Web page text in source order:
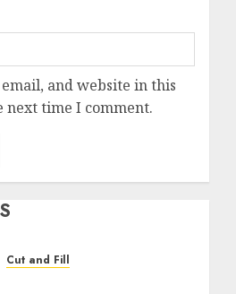
email, and website in this
time I comment.
Cut and Fill